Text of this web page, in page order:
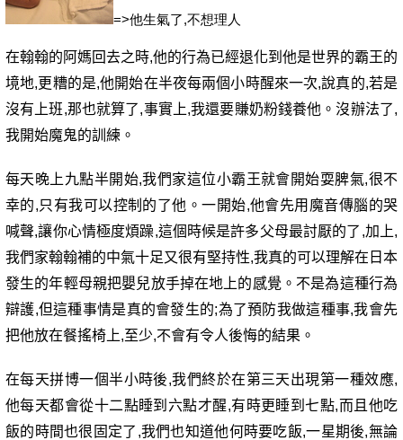
=>他生氣了,不想理人
在翰翰的阿媽回去之時,他的行為已經退化到他是世界的霸王的
境地,更糟的是,他開始在半夜每兩個小時醒來一次,說真的,若是
沒有上班,那也就算了,事實上,我還要賺奶粉錢養他。沒辦法了,
我開始魔鬼的訓練。
每天晚上九點半開始,我們家這位小霸王就會開始耍脾氣,很不
幸的,只有我可以控制的了他。一開始,他會先用魔音傳腦的哭
喊聲,讓你心情極度煩躁,這個時候是許多父母最討厭的了 ,加上,
我們家翰翰補的中氣十足又很有堅持性,我真的可以理解在日本
發生的年輕母親把嬰兒放手掉在地上的感覺。不是為這種行為
辯護,但這種事情是真的會發生的;為了預防我做這種事,我會先
把他放在餐搖椅上,至少,不會有令人後悔的結果。
在每天拼博一個半小時後,我們終於在第三天出現第一種效應,
他每天都會從十二點睡到六點才醒,有時更睡到七點,而且他吃
飯的時間也很固定了 ,我們也知道他何時要吃飯,一星期後,無論